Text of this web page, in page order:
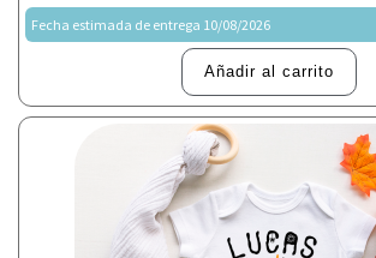
Fecha estimada de entrega 10/08/2026
Añadir al carrito